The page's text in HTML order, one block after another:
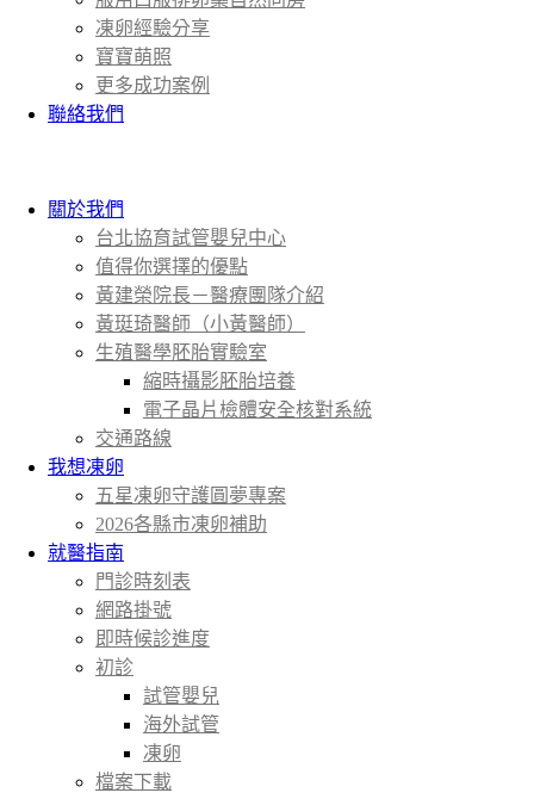
凍卵經驗分享
寶寶萌照
更多成功案例
聯絡我們
關於我們
台北協育試管嬰兒中心
值得你選擇的優點
黃建榮院長－醫療團隊介紹
黃珽琦醫師（小黃醫師）
生殖醫學胚胎實驗室
縮時攝影胚胎培養
電子晶片檢體安全核對系統
交通路線
我想凍卵
五星凍卵守護圓夢專案
2026各縣市凍卵補助
就醫指南
門診時刻表
網路掛號
即時候診進度
初診
試管嬰兒
海外試管
凍卵
檔案下載